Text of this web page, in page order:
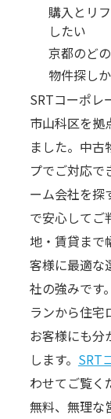
購入とリ
したい
京都のど
物件探し
SRTコーポレ
市山科区を拠
ました。中古
プでご対応で
ーム会社を探
で安心してご
地・賃貸まで
客様に最適な
社の強みです
ランから住宅
お客様にも分
します。 SRT
わせてご覧く
無料、無理な